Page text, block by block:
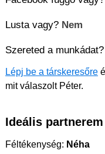
Lusta vagy? Nem
Szereted a munkádat?
Lépj be a társkeresőre
mit válaszolt Péter.
Ideális partnerem
Féltékenység: Néha